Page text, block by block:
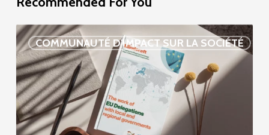
COMMUNAUTÉ D'IMPACT SUR LA SOCIÉTÉ
Étude
sur
la
délégation
de
l’UE